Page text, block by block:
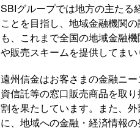
SBIグループでは地方の主たる
ことを目指し、地域金融機関
も、これまで全国の地域金融
や販売スキームを提供してまい
遠州信金はお客さまの金融ニ
資信託等の窓口販売商品を取
割を果たしています。また、
に、地域への金融・経済情報